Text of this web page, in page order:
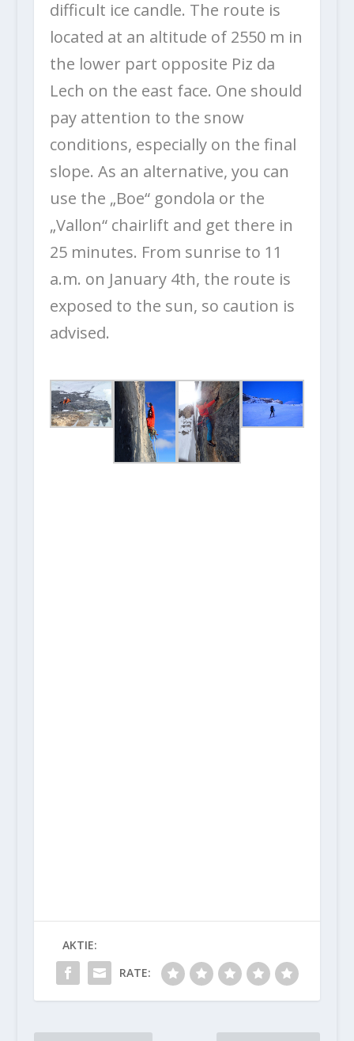
difficult ice candle. The route is
located at an altitude of 2550 m in
the lower part opposite Piz da
Lech on the east face. One should
pay attention to the snow
conditions, especially on the final
slope. As an alternative, you can
use the „Boe“ gondola or the
„Vallon“ chairlift and get there in
25 minutes. From sunrise to 11
a.m. on January 4th, the route is
exposed to the sun, so caution is
advised.
AKTIE:
RATE: